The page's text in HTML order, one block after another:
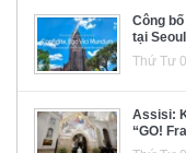
Công
tại Seoul
Thứ Tư
Assisi:
“GO!